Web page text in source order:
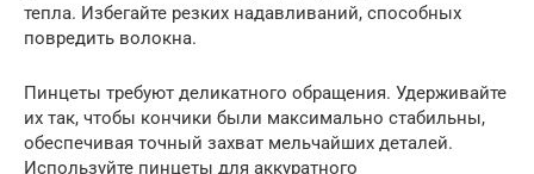
тепла. Избегайте резких надавливаний, способных
повредить волокна.
Пинцеты требуют деликатного обращения. Удерживайте
их так, чтобы кончики были максимально стабильны,
обеспечивая точный захват мельчайших деталей.
Используйте пинцеты для аккуратного